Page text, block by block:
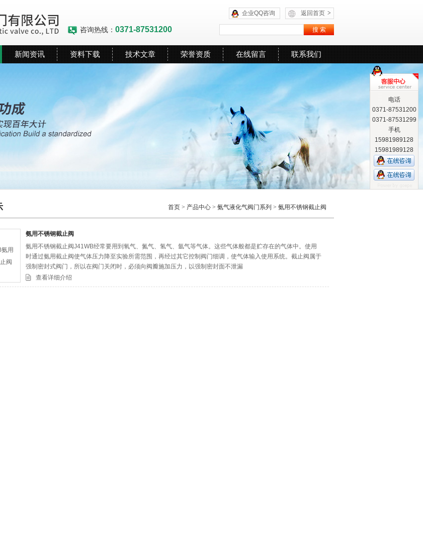
返回首页 >
企业QQ咨询
咨询热线： 0371-87531200
新闻资讯 资料下载 技术文章 荣誉资质 在线留言 联系我们
首页 > 产品中心 > 氨气液化气阀门系列 > 氨用不锈钢截止阀
氨用不锈钢截止阀
氨用不锈钢截止阀J41WB经常要用到氧气、氮气、氢气、氩气等气体。这些气体般都是贮存在的气体中。使用
时通过氨用截止阀使气体压力降至实验所需范围，再经过其它控制阀门细调，使气体输入使用系统。截止阀属于
强制密封式阀门，所以在阀门关闭时，必须向阀瓣施加压力，以强制密封面不泄漏
查看详细介绍
电话
0371-87531200
0371-87531299
手机
15981989128
15981989128